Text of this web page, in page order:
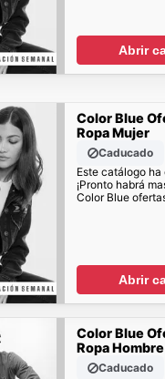
Abrir
Color Blue
Ropa Mujer
Caducado
Este catálogo
¡Pronto habrá
Color Blue
Abrir
Color Blue
Ropa Hombre
Caducado